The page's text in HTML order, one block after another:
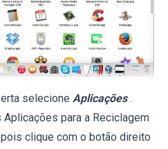
selecione Aplicações .
para a Reciclagem
clique com o botão direito